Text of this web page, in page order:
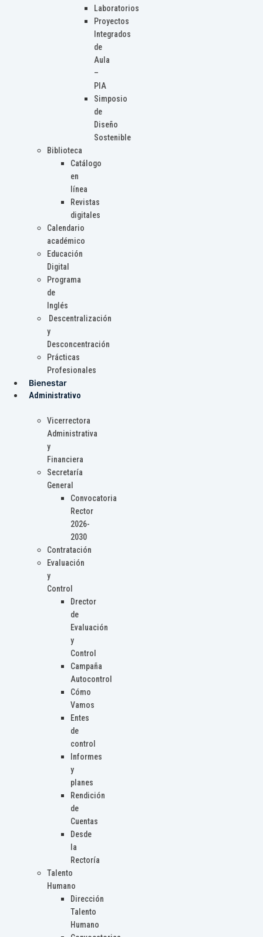
Laboratorios
Proyectos
Integrados
de
Aula
–
PIA
Simposio
de
Diseño
Sostenible
Biblioteca
Catálogo
en
línea
Revistas
digitales
Calendario
académico
Educación
Digital
Programa
de
Inglés
Descentralización
y
Desconcentración
Prácticas
Profesionales
Bienestar
Administrativo
Vicerrectora
Administrativa
y
Financiera
Secretaría
General
Convocatoria
Rector
2026-
2030
Contratación
Evaluación
y
Control
Drector
de
Evaluación
y
Control
Campaña
Autocontrol
Cómo
Vamos
Entes
de
control
Informes
y
planes
Rendición
de
Cuentas
Desde
la
Rectoría
Talento
Humano
Dirección
Talento
Humano